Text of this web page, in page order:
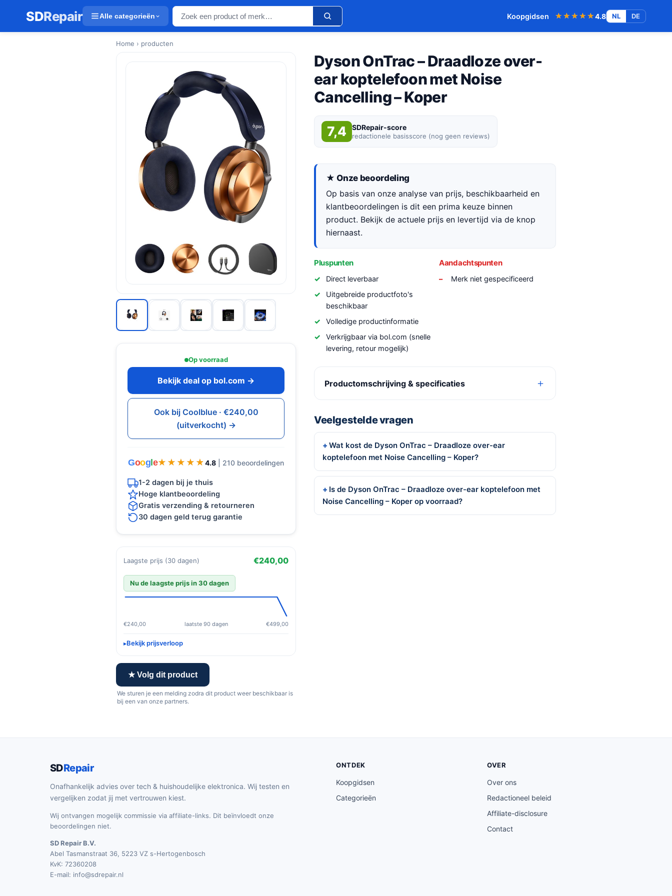
SDRepair Alle categorieën Koopgidsen ★★★★★
★★★★★4.8 NL DE
Home › producten
Op voorraad
Bekijk deal op bol.com →
Ook bij Coolblue · €240,00
(uitverkocht) →
Goog e★★★★★
★★★★★ 4.8 | 210 beoordelingen
1-2 dagen bij je thuis
Hoge klantbeoordeling
Gratis verzending & retourneren
30 dagen geld terug garantie
Laagste prijs (30 dagen) €240,00
Nu de laagste prijs in 30 dagen
€240,00 laatste 90 dagen €499,00
Bekijk prijsverloop
★ Volg dit product
We sturen je een melding zodra dit product weer beschikbaar is
bij een van onze partners.
Dyson OnTrac – Draadloze over-
ear koptelefoon met Noise
Cancelling – Koper
7,4 SDRepair-score
redactionele basisscore (nog geen reviews)
★ Onze beoordeling
Op basis van onze analyse van prijs, beschikbaarheid en
klantbeoordelingen is dit een prima keuze binnen
product. Bekijk de actuele prijs en levertijd via de knop
hiernaast.
Pluspunten
Direct leverbaar
Uitgebreide productfoto's
beschikbaar
Volledige productinformatie
Verkrijgbaar via bol.com (snelle
levering, retour mogelijk)
Aandachtspunten
Merk niet gespecificeerd
Productomschrijving & specificaties
Veelgestelde vragen
Wat kost de Dyson OnTrac – Draadloze over-ear
koptelefoon met Noise Cancelling – Koper?
Is de Dyson OnTrac – Draadloze over-ear koptelefoon met
Noise Cancelling – Koper op voorraad?
SDRepair
Onafhankelijk advies over tech & huishoudelijke elektronica. Wij testen en
vergelijken zodat jij met vertrouwen kiest.
Wij ontvangen mogelijk commissie via affiliate-links. Dit beïnvloedt onze
beoordelingen niet.
SD Repair B.V.
Abel Tasmanstraat 36, 5223 VZ s-Hertogenbosch
KvK: 72360208
E-mail: info@sdrepair.nl
ONTDEK
Koopgidsen
Categorieën
OVER
Over ons
Redactioneel beleid
Affiliate-disclosure
Contact